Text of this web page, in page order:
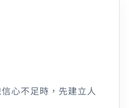
心不足時，先建立人